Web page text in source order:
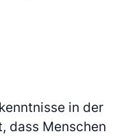
in der
dass Menschen